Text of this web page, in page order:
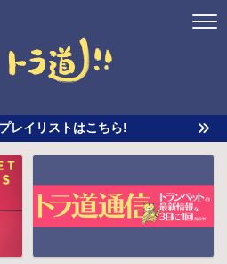
レイリストはこちら!